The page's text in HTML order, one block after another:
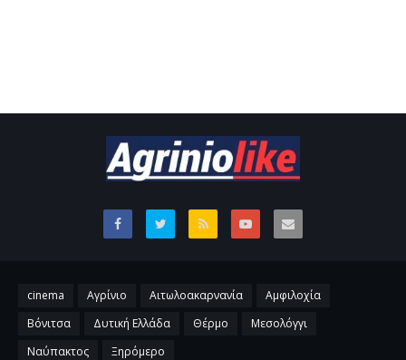
cinema Αγρίνιο Αιτωλοακαρνανία
Αμφιλοχία
Βόνιτσα
Δυτική Ελλάδα Θέρμο
Μεσολόγγι
Ναύπακτος
Ξηρόμερο